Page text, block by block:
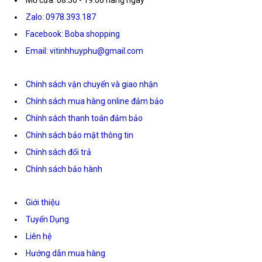
Zalo: 0978.393.187
Facebook: Boba shopping
Email: vitinhhuyphu@gmail.com
Chính sách vận chuyển và giao nhận
Chính sách mua hàng online đảm bảo
Chính sách thanh toán đảm bảo
Chính sách bảo mật thông tin
Chính sách đổi trả
Chính sách bảo hành
Giới thiệu
Tuyển Dụng
Liên hệ
Hướng dẫn mua hàng